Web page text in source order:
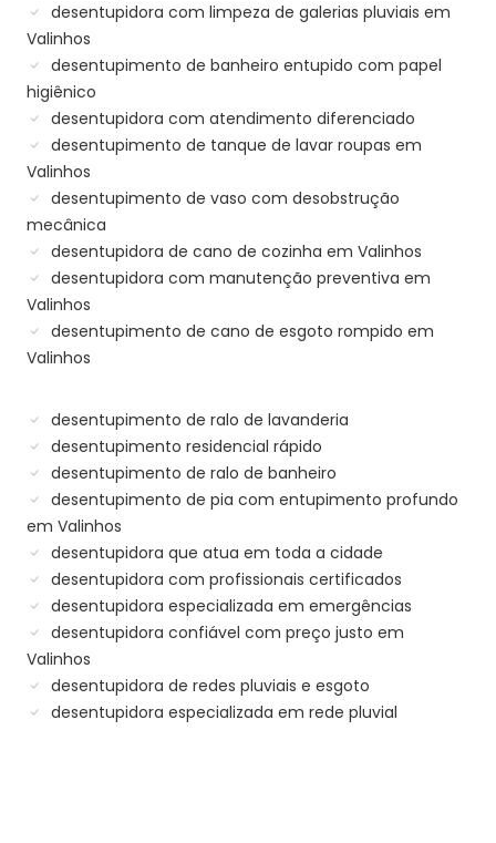
desentupidora com limpeza de galerias pluviais em
Valinhos
desentupimento de banheiro entupido com papel
higiênico
desentupidora com atendimento diferenciado
desentupimento de tanque de lavar roupas em
Valinhos
desentupimento de vaso com desobstrução
mecânica
desentupidora de cano de cozinha em Valinhos
desentupidora com manutenção preventiva em
Valinhos
desentupimento de cano de esgoto rompido em
Valinhos
desentupimento de ralo de lavanderia
desentupimento residencial rápido
desentupimento de ralo de banheiro
desentupimento de pia com entupimento profundo
em Valinhos
desentupidora que atua em toda a cidade
desentupidora com profissionais certificados
desentupidora especializada em emergências
desentupidora confiável com preço justo em
Valinhos
desentupidora de redes pluviais e esgoto
desentupidora especializada em rede pluvial